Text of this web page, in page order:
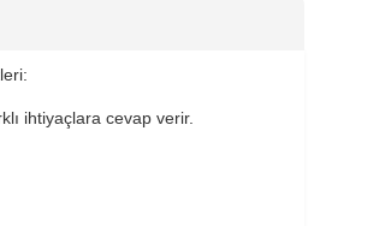
ihtiyaçlara cevap verir.